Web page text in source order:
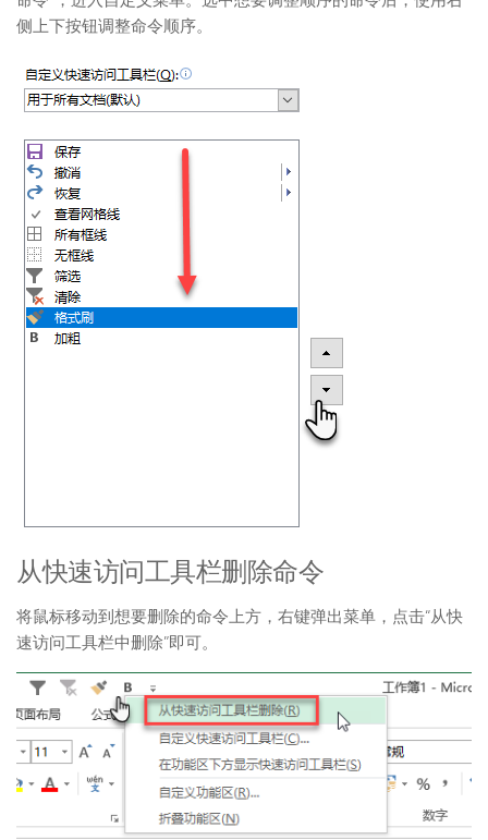
侧上下按钮调整命令顺序。
从快速访问工具栏删除命令
将鼠标移动到想要删除的命令上方，右键弹出菜单，点击“从快
速访问工具栏中删除”即可。